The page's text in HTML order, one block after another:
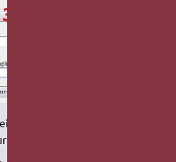
la petite fenêtre avec
photo (3,4,5,6).